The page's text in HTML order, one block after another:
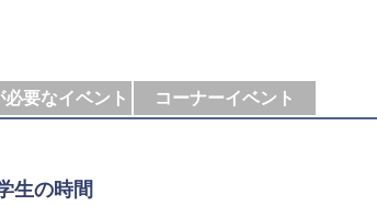
必要なイベント コーナーイベント
生の時間